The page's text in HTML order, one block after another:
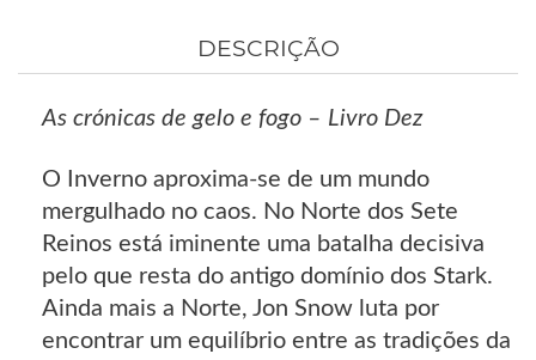
DESCRIÇÃO
As crónicas de gelo e fogo – Livro Dez
O Inverno aproxima-se de um mundo
mergulhado no caos. No Norte dos Sete
Reinos está iminente uma batalha decisiva
pelo que resta do antigo domínio dos Stark.
Ainda mais a Norte, Jon Snow luta por
encontrar um equilíbrio entre as tradições da